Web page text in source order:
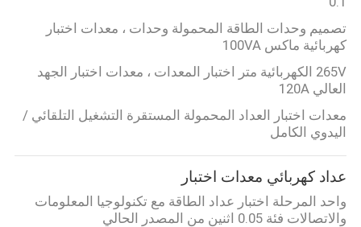
اتصل
بنا
اطلب
اقتباس
خريطة
الموقع
تصميم وحدات الطاقة المحمولة وحدات ، معدات اختبار
كهربائية ماكس 100VA
265V الكهربائية متر اختبار المعدات ، معدات اختبار الجهد
العالي 120A
معدات اختبار العداد المحمولة المستقرة التشغيل التلقائي /
اليدوي الكامل
عداد كهربائي معدات اختبار
واحد المرحلة اختبار عداد الطاقة مع تكنولوجيا المعلومات
والاتصالات فئة 0.05 اثنين من المصدر الحالي